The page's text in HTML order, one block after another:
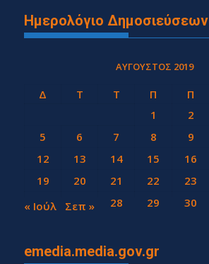
Ημερολόγιο Δημοσιεύσεων
ΑΎΓΟΥΣΤΟΣ 2019
Δ Τ Τ Π Π
1
2
5
6 7 8 9
12
13 14 15 16
19
20 21 22 23
26
27 28 29 30
« Ιούλ Σεπ »
emedia.media.gov.gr